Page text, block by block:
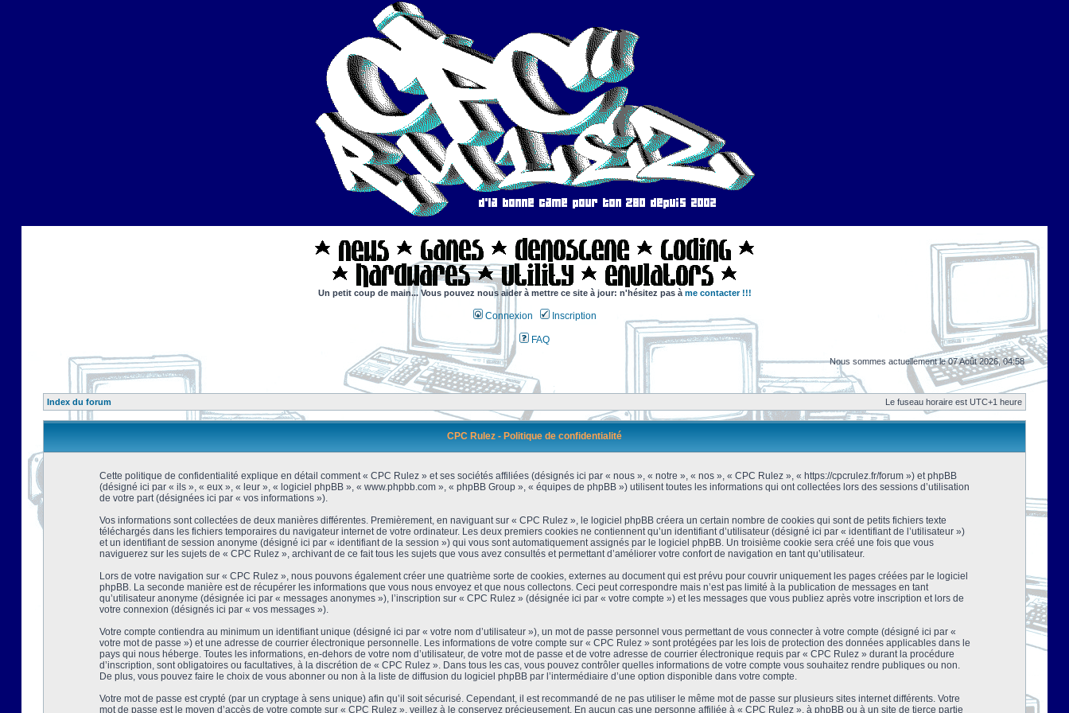
Un petit coup de main... Vous pouvez nous aider à mettre ce site à jour: n'hésitez pas à me contacter !!!
Connexion Inscription
FAQ
Nous sommes actuellement le 07 Août 2026, 04:58
Index du forum Le fuseau horaire est UTC+1 heure
CPC Rulez - Politique de confidentialité
Cette politique de confidentialité explique en détail comment « CPC Rulez » et ses sociétés affiliées (désignés ici par « nous », « notre », « nos », « CPC Rulez », « https://cpcrulez.fr/forum ») et phpBB
(désigné ici par « ils », « eux », « leur », « logiciel phpBB », « www.phpbb.com », « phpBB Group », « équipes de phpBB ») utilisent toutes les informations qui ont collectées lors des sessions d’utilisation
de votre part (désignées ici par « vos informations »).
Vos informations sont collectées de deux manières différentes. Premièrement, en naviguant sur « CPC Rulez », le logiciel phpBB créera un certain nombre de cookies qui sont de petits fichiers texte
téléchargés dans les fichiers temporaires du navigateur internet de votre ordinateur. Les deux premiers cookies ne contiennent qu’un identifiant d’utilisateur (désigné ici par « identifiant de l’utilisateur »)
et un identifiant de session anonyme (désigné ici par « identifiant de la session ») qui vous sont automatiquement assignés par le logiciel phpBB. Un troisième cookie sera créé une fois que vous
naviguerez sur les sujets de « CPC Rulez », archivant de ce fait tous les sujets que vous avez consultés et permettant d’améliorer votre confort de navigation en tant qu’utilisateur.
Lors de votre navigation sur « CPC Rulez », nous pouvons également créer une quatrième sorte de cookies, externes au document qui est prévu pour couvrir uniquement les pages créées par le logiciel
phpBB. La seconde manière est de récupérer les informations que vous nous envoyez et que nous collectons. Ceci peut correspondre mais n’est pas limité à la publication de messages en tant
qu’utilisateur anonyme (désignée ici par « messages anonymes »), l’inscription sur « CPC Rulez » (désignée ici par « votre compte ») et les messages que vous publiez après votre inscription et lors de
votre connexion (désignés ici par « vos messages »).
Votre compte contiendra au minimum un identifiant unique (désigné ici par « votre nom d’utilisateur »), un mot de passe personnel vous permettant de vous connecter à votre compte (désigné ici par «
votre mot de passe ») et une adresse de courrier électronique personnelle. Les informations de votre compte sur « CPC Rulez » sont protégées par les lois de protection des données applicables dans le
pays qui nous héberge. Toutes les informations, en-dehors de votre nom d’utilisateur, de votre mot de passe et de votre adresse de courrier électronique requis par « CPC Rulez » durant la procédure
d’inscription, sont obligatoires ou facultatives, à la discrétion de « CPC Rulez ». Dans tous les cas, vous pouvez contrôler quelles informations de votre compte vous souhaitez rendre publiques ou non.
De plus, vous pouvez faire le choix de vous abonner ou non à la liste de diffusion du logiciel phpBB par l’intermédiaire d’une option disponible dans votre compte.
Votre mot de passe est crypté (par un cryptage à sens unique) afin qu’il soit sécurisé. Cependant, il est recommandé de ne pas utiliser le même mot de passe sur plusieurs sites internet différents. Votre
mot de passe est le moyen d’accès de votre compte sur « CPC Rulez », veillez à le conservez précieusement. En aucun cas une personne affiliée à « CPC Rulez », à phpBB ou à un site de tierce partie